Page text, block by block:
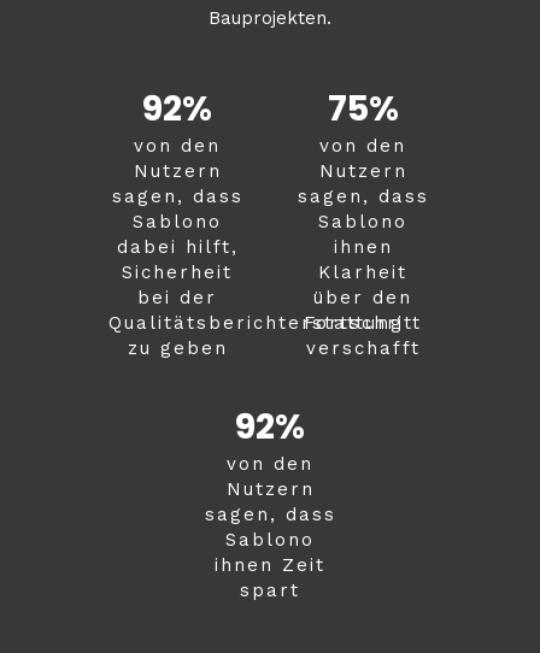
Bauprojekten.
92%
von den
Nutzern
sagen, dass
Sablono
dabei hilft,
Sicherheit
bei der
Qualitätsberichterstattung
zu geben
75%
von den
Nutzern
sagen, dass
Sablono
ihnen
Klarheit
über den
Fortschritt
verschafft
92%
von den
Nutzern
sagen, dass
Sablono
ihnen Zeit
spart